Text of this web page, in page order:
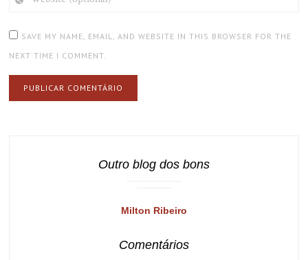
(OPTIONAL)
SAVE MY NAME, EMAIL, AND WEBSITE IN THIS BROWSER FOR THE
NEXT TIME I COMMENT.
Outro blog dos bons
Milton Ribeiro
Comentários